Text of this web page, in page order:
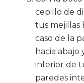
cepillo de
tus mejillas
caso de la
hacia abajo
inferior de
paredes